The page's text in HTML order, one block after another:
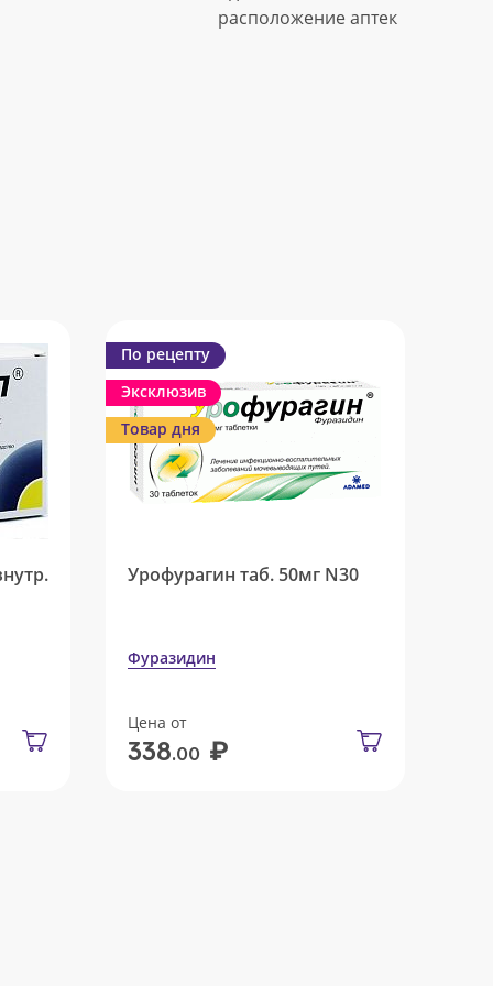
расположение аптек
По рецепту
Эксклюзив
Товар дня
Урофурагин таб. 50мг N30
Фуразидин
Цена от
338.00 ₽